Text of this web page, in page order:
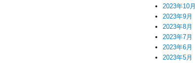
2023年10月
2023年9月
2023年8月
2023年7月
2023年6月
2023年5月